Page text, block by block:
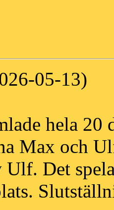
05-13)
hela 20
Max och
Ulf. Det